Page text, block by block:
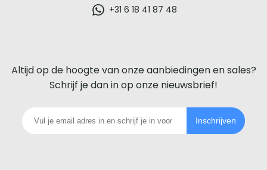
voor
iedere
telefoon
+31 6 18 41 87 48
Altijd op de hoogte van onze aanbiedingen en sales?
Schrijf je dan in op onze nieuwsbrief!
Inschrijven